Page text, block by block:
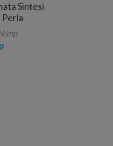
Sintesi
cm
mp